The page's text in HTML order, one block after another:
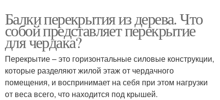
Балки перекрытия из дерева. Что
собой представляет перекрытие
для чердака?
Перекрытие – это горизонтальные силовые конструкции,
которые разделяют жилой этаж от чердачного
помещения, и воспринимает на себя при этом нагрузки
от веса всего, что находится под крышей.